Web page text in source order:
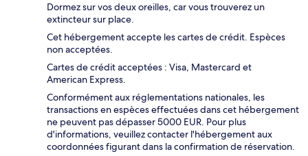
Dormez sur vos deux oreilles, car vous trouverez un
extincteur sur place.
Cet hébergement accepte les cartes de crédit. Espèces
non acceptées.
Cartes de crédit acceptées : Visa, Mastercard et
American Express.
Conformément aux réglementations nationales, les
transactions en espèces effectuées dans cet hébergement
ne peuvent pas dépasser 5000 EUR. Pour plus
d'informations, veuillez contacter l'hébergement aux
coordonnées figurant dans la confirmation de réservation.